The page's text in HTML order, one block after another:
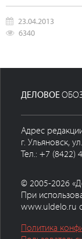
23.04.2013
6340
ДЕЛОВОЕ
Адрес
г. Ульяновск,
Тел.: +7 (8422)
© 2005-2026
При
www.uldelo.ru
Политика